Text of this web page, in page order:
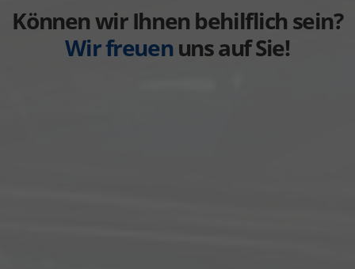
anzeigen
Können wir Ihnen behilflich sein?
Wir freuenuns auf Sie!